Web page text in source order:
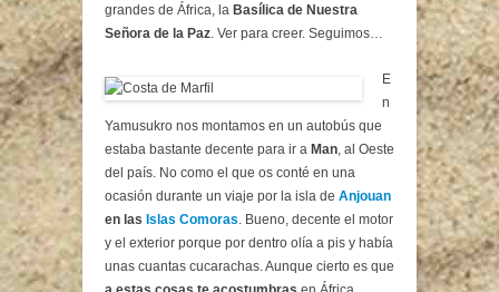
grandes de África, la Basílica de Nuestra
Señora de la Paz. Ver para creer. Seguimos…
E
n
Yamusukro nos montamos en un autobús que
estaba bastante decente para ir a Man, al Oeste
del país. No como el que os conté en una
ocasión durante un viaje por la isla de Anjouan
en las Islas Comoras. Bueno, decente el motor
y el exterior porque por dentro olía a pis y había
unas cuantas cucarachas. Aunque cierto es que